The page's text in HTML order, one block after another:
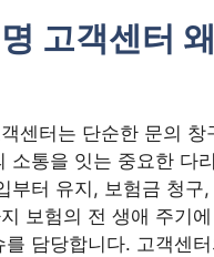
고객센터
센터는 단순한 문의 창
소통을 잇는 중요한 다
부터 유지, 보험금 청구,
보험의 전 생애 주기
를 담당합니다. 고객센